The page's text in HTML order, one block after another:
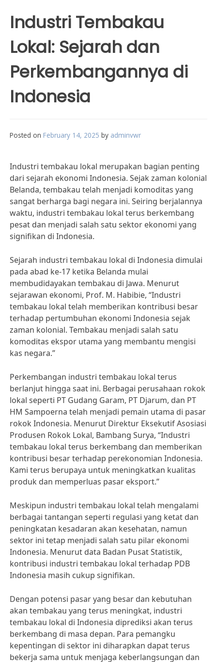
Industri Tembakau
Lokal: Sejarah dan
Perkembangannya di
Indonesia
Posted on February 14, 2025 by adminvwr
Industri tembakau lokal merupakan bagian penting
dari sejarah ekonomi Indonesia. Sejak zaman kolonial
Belanda, tembakau telah menjadi komoditas yang
sangat berharga bagi negara ini. Seiring berjalannya
waktu, industri tembakau lokal terus berkembang
pesat dan menjadi salah satu sektor ekonomi yang
signifikan di Indonesia.
Sejarah industri tembakau lokal di Indonesia dimulai
pada abad ke-17 ketika Belanda mulai
membudidayakan tembakau di Jawa. Menurut
sejarawan ekonomi, Prof. M. Habibie, “Industri
tembakau lokal telah memberikan kontribusi besar
terhadap pertumbuhan ekonomi Indonesia sejak
zaman kolonial. Tembakau menjadi salah satu
komoditas ekspor utama yang membantu mengisi
kas negara.”
Perkembangan industri tembakau lokal terus
berlanjut hingga saat ini. Berbagai perusahaan rokok
lokal seperti PT Gudang Garam, PT Djarum, dan PT
HM Sampoerna telah menjadi pemain utama di pasar
rokok Indonesia. Menurut Direktur Eksekutif Asosiasi
Produsen Rokok Lokal, Bambang Surya, “Industri
tembakau lokal terus berkembang dan memberikan
kontribusi besar terhadap perekonomian Indonesia.
Kami terus berupaya untuk meningkatkan kualitas
produk dan memperluas pasar eksport.”
Meskipun industri tembakau lokal telah mengalami
berbagai tantangan seperti regulasi yang ketat dan
peningkatan kesadaran akan kesehatan, namun
sektor ini tetap menjadi salah satu pilar ekonomi
Indonesia. Menurut data Badan Pusat Statistik,
kontribusi industri tembakau lokal terhadap PDB
Indonesia masih cukup signifikan.
Dengan potensi pasar yang besar dan kebutuhan
akan tembakau yang terus meningkat, industri
tembakau lokal di Indonesia diprediksi akan terus
berkembang di masa depan. Para pemangku
kepentingan di sektor ini diharapkan dapat terus
bekerja sama untuk menjaga keberlangsungan dan